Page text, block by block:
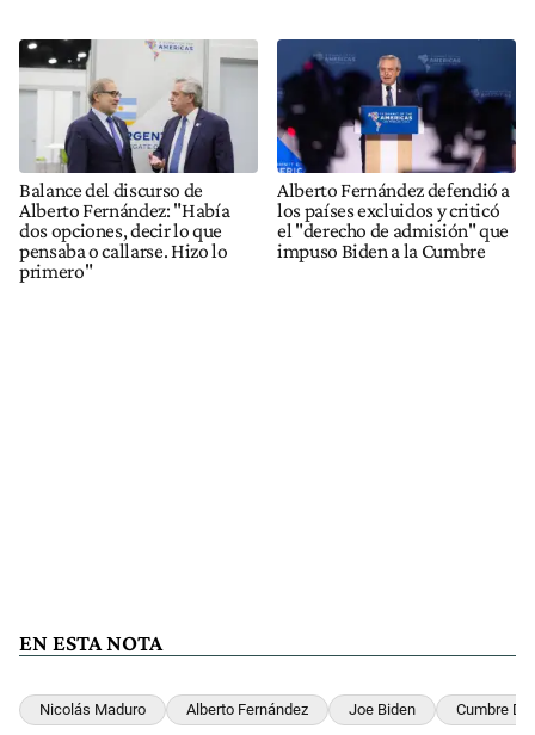
Balance del discurso de
Alberto Fernández: "Había
dos opciones, decir lo que
pensaba o callarse. Hizo lo
primero"
Alberto Fernández defendió a
los países excluidos y criticó
el "derecho de admisión" que
impuso Biden a la Cumbre
EN ESTA NOTA
Nicolás Maduro Alberto Fernández Joe Biden Cumbre